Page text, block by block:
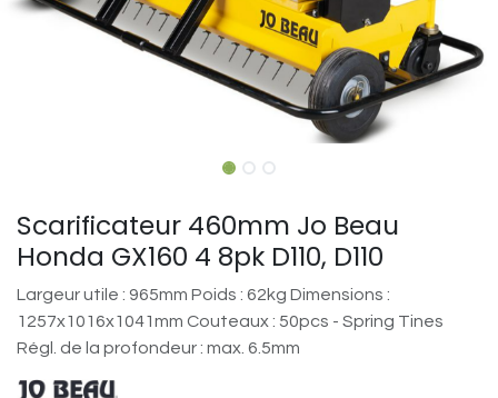
Scarificateur 460mm Jo Beau
Honda GX160 4 8pk D110, D110
Largeur utile : 965mm Poids : 62kg Dimensions :
1257x1016x1041mm Couteaux : 50pcs - Spring Tines
Régl. de la profondeur : max. 6.5mm